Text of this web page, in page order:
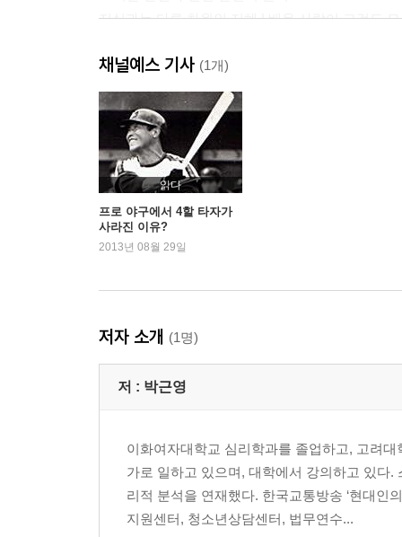
지식과는 다른 차원인 지혜 | 배운 사람이 그것도
눈치를 물고 태어나다 | 성격에 따라 달라지는 눈
7. 변덕스러운 부모, 눈치만 보는 아이
의존과 애착을 구별하기 어려운 어린아이들 | 잘
8. 트라우마는 눈치에도 치명상
예측가능성과 통제가능성 | 애착외상과 복합성 트
special box 1 트라우마와 뇌, 그리고 눈치
9. 내 안의 눈치 그림자를 받아들이기
눈치를 많이 보는데도 눈치를 못 보는 사람 | 눈
페르조나 | 순한 사람이 화내면 더 무섭다 | 내가
2부 삶을 힘들게 하는 눈치증후군
11. 다른 사람의 시선 때문에 보는 눈치
사회적 불안이 높은 사람의 눈치 특징 | 사회적 불
채널예스 기사 (1개)
읽다
프로 야구에서 4할 타자가
사라진 이유?
2013년 08월 29일
저자 소개 (1명)
저 : 박근영
이화여자대학교 심리학과를 졸업하고, 고려
가로 일하고 있으며, 대학에서 강의하고 있다.
리적 분석을 연재했다. 한국교통방송 ‘현대인
지원센터, 청소년상담센터, 법무연수...